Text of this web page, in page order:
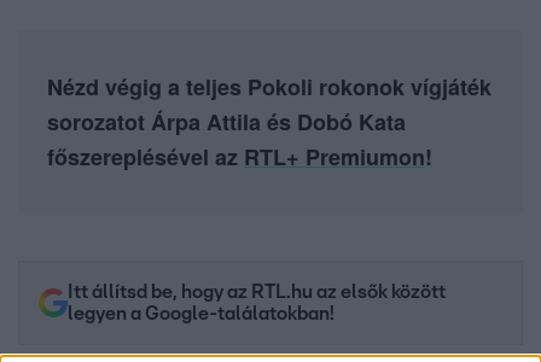
Nézd végig a teljes Pokoli rokonok vígjáték
sorozatot Árpa Attila és Dobó Kata
főszereplésével az RTL+ Premiumon!
Itt állítsd be, hogy az RTL.hu az elsők között
legyen a Google-találatokban!